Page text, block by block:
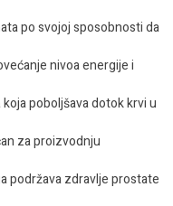
po svojoj sposobnosti da
nivoa energije i
poboljšava dotok krvi u
za proizvodnju
podržava zdravlje prostate